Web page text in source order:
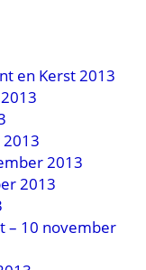
en Kerst 2013
2013
2013
– 10 november